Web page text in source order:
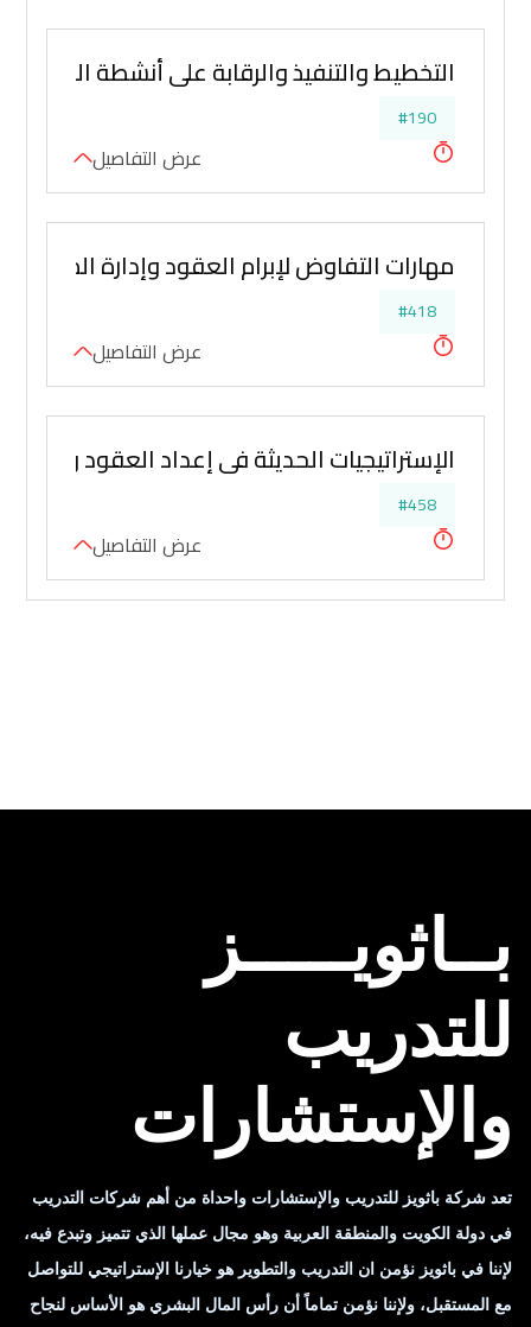
التخطيط والتنفيذ والرقابة على أنشطة المخازن
#190
عرض التفاصيل
مهارات التفاوض لإبرام العقود وإدارة
#418
عرض التفاصيل
الإستراتيجيات الحديثة في إعداد العقود
#458
عرض التفاصيل
بــاثويـــــز
للتدريب
والإستشارات
تعد شركة باثويز للتدريب والإستشارات واحداة من أهم شركات التدريب
في دولة الكويت والمنطقة العربية وهو مجال عملها الذي تتميز وتبدع فيه،
لإننا في باثويز نؤمن ان التدريب والتطوير هو خيارنا الإستراتيجي للتواصل
مع المستقبل، ولإننا نؤمن تماماً أن رأس المال البشري هو الأساس لنجاح